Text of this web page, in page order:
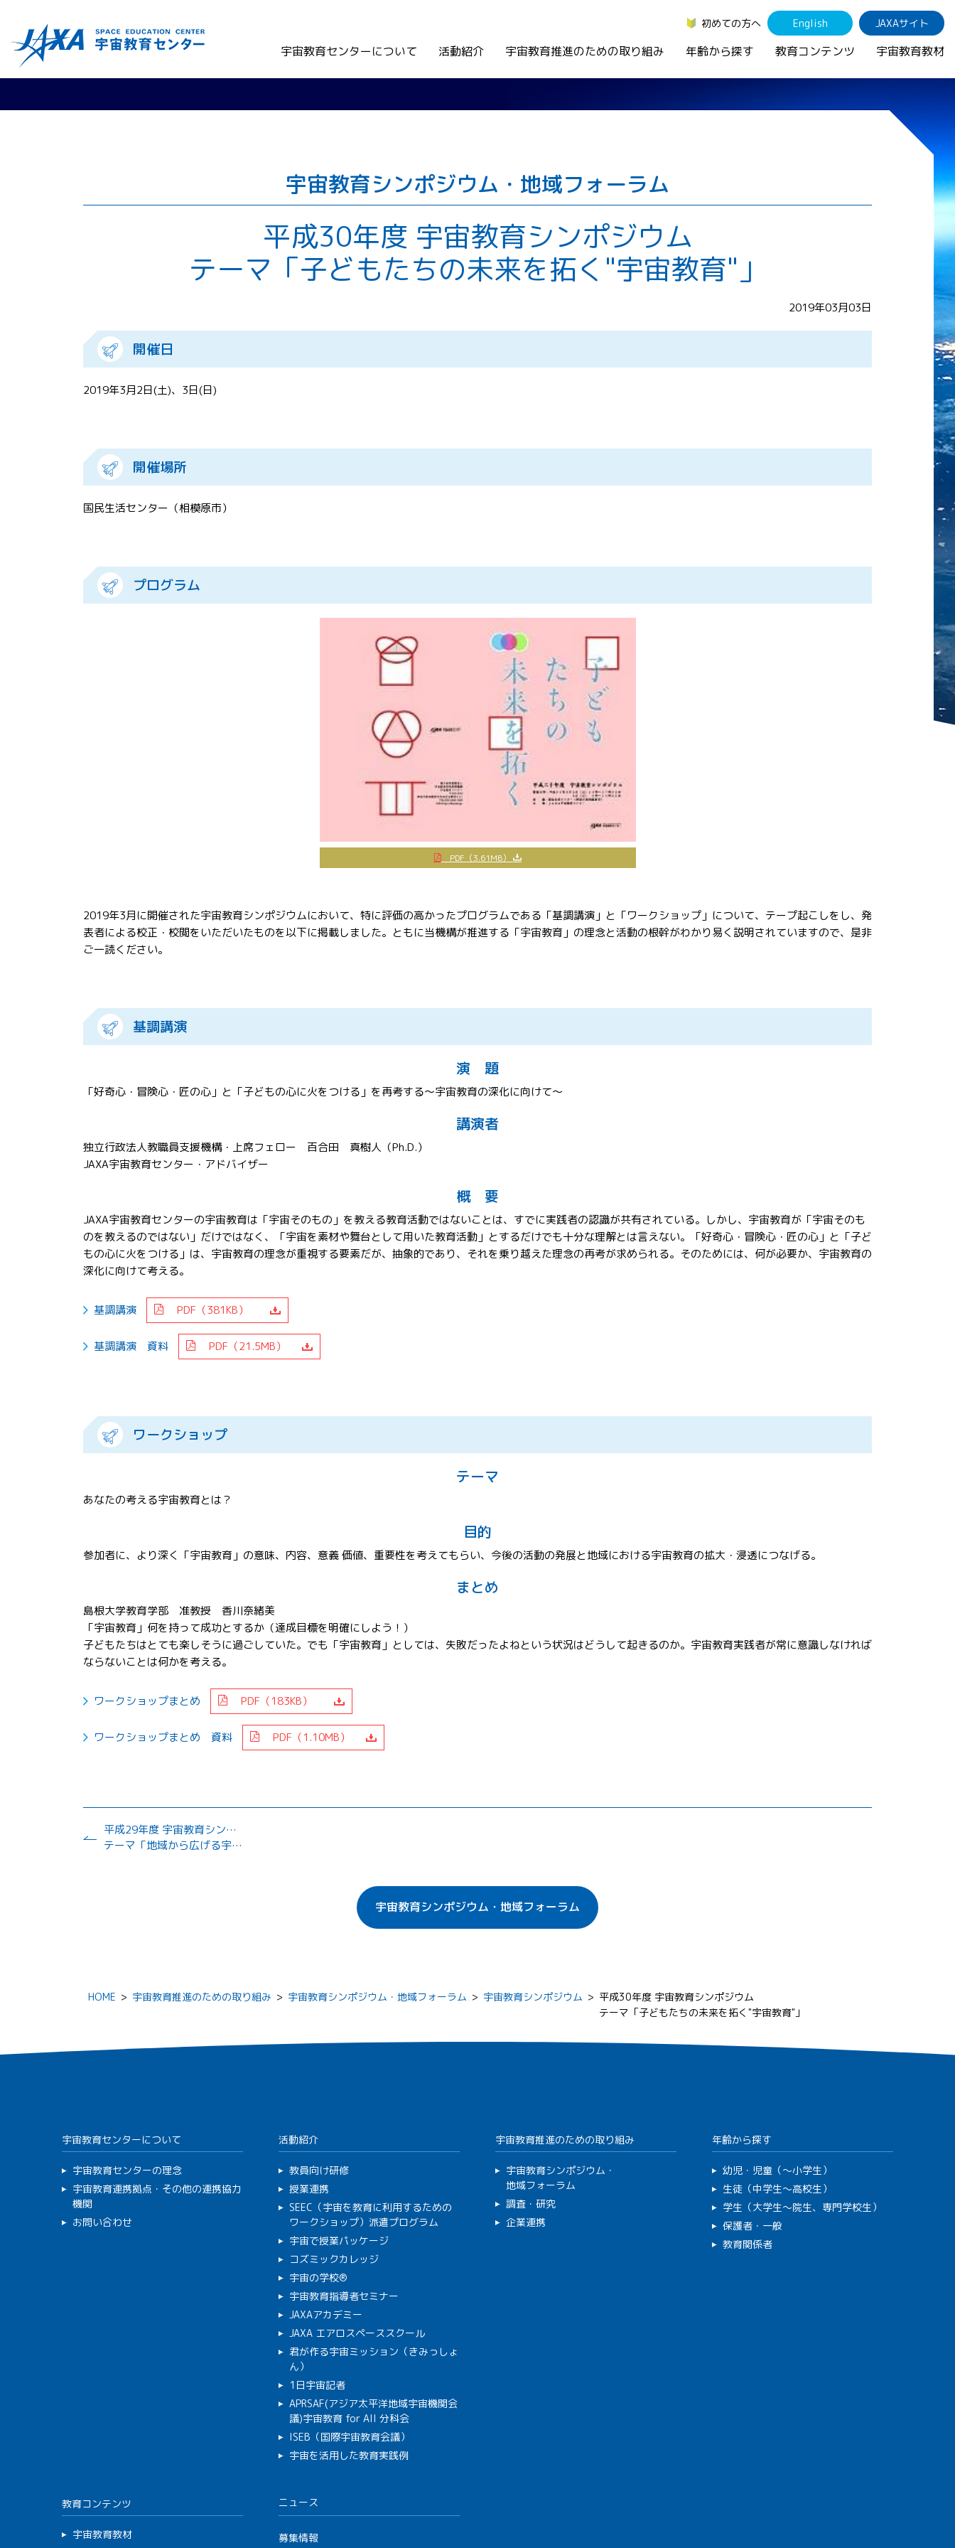
初めての方へ English JAXAサイト
宇宙教育センターについて 活動紹介 宇宙教育推進のための取り組み 年齢から探す 教育コンテンツ 宇宙教育教材
宇宙教育シンポジウム・地域フォーラム
平成30年度 宇宙教育シンポジウム
テーマ「子どもたちの未来を拓く"宇宙教育"」
2019年03月03日
開催日
2019年3月2日(土)、3日(日)
開催場所
国民生活センター（相模原市）
プログラム
PDF（3.61MB）
2019年3月に開催された宇宙教育シンポジウムにおいて、特に評価の高かったプログラムである「基調講演」と「ワークショップ」について、テープ起こしをし、発
表者による校正・校閲をいただいたものを以下に掲載しました。ともに当機構が推進する「宇宙教育」の理念と活動の根幹がわかり易く説明されていますので、是非
ご一読ください。
基調講演
演 題
「好奇心・冒険心・匠の心」と「子どもの心に火をつける」を再考する～宇宙教育の深化に向けて～
講演者
独立行政法人教職員支援機構・上席フェロー 百合田 真樹人（Ph.D.）
JAXA宇宙教育センター・アドバイザー
概 要
JAXA宇宙教育センターの宇宙教育は「宇宙そのもの」を教える教育活動ではないことは、すでに実践者の認識が共有されている。しかし、宇宙教育が「宇宙そのも
のを教えるのではない」だけではなく、「宇宙を素材や舞台として用いた教育活動」とするだけでも十分な理解とは言えない。「好奇心・冒険心・匠の心」と「子ど
もの心に火をつける」は、宇宙教育の理念が重視する要素だが、抽象的であり、それを乗り越えた理念の再考が求められる。そのためには、何が必要か、宇宙教育の
深化に向けて考える。
基調講演 PDF（381KB）
基調講演 資料 PDF（21.5MB）
ワークショップ
テーマ
あなたの考える宇宙教育とは？
目的
参加者に、より深く「宇宙教育」の意味、内容、意義 価値、重要性を考えてもらい、今後の活動の発展と地域における宇宙教育の拡大・浸透につなげる。
まとめ
島根大学教育学部 准教授 香川奈緒美
「宇宙教育」何を持って成功とするか（達成目標を明確にしよう！）
子どもたちはとても楽しそうに過ごしていた。でも「宇宙教育」としては、失敗だったよねという状況はどうして起きるのか。宇宙教育実践者が常に意識しなければ
ならないことは何かを考える。
ワークショップまとめ PDF（183KB）
ワークショップまとめ 資料 PDF（1.10MB）
平成29年度 宇宙教育シンポジウム
テーマ「地域から広げる宇宙教育」
宇宙教育シンポジウム・地域フォーラム
HOME > 宇宙教育推進のための取り組み > 宇宙教育シンポジウム・地域フォーラム > 宇宙教育シンポジウム > 平成30年度 宇宙教育シンポジウム
テーマ「子どもたちの未来を拓く"宇宙教育"」
宇宙教育センターについて
宇宙教育センターの理念
宇宙教育連携拠点・その他の連携協力
機関
お問い合わせ
活動紹介
教員向け研修
授業連携
SEEC（宇宙を教育に利用するための
ワークショップ）派遣プログラム
宇宙で授業パッケージ
コズミックカレッジ
宇宙の学校®
宇宙教育指導者セミナー
JAXAアカデミー
JAXA エアロスペーススクール
君が作る宇宙ミッション（きみっしょ
ん）
1日宇宙記者
APRSAF(アジア太平洋地域宇宙機関会
議)宇宙教育 for All 分科会
ISEB（国際宇宙教育会議）
宇宙を活用した教育実践例
宇宙教育推進のための取り組み
宇宙教育シンポジウム・
地域フォーラム
調査・研究
企業連携
年齢から探す
幼児・児童（～小学生）
生徒（中学生～高校生）
学生（大学生～院生、専門学校生）
保護者・一般
教育関係者
教育コンテンツ
宇宙教育教材
ニュース
募集情報